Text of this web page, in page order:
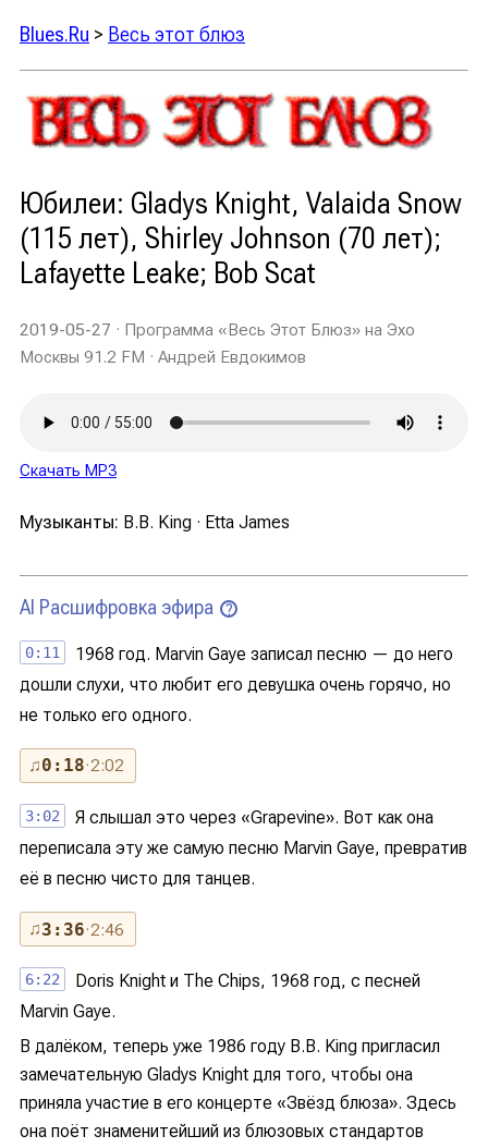
Blues.Ru > Весь этот блюз
Юбилеи: Gladys Knight, Valaida Snow
(115 лет), Shirley Johnson (70 лет);
Lafayette Leake; Bob Scat
2019-05-27 · Программа «Весь Этот Блюз» на Эхо
Москвы 91.2 FM · Андрей Евдокимов
Скачать MP3
Музыканты: B.B. King · Etta James
AI Расшифровка эфира ?
0:11
1968 год. Marvin Gaye записал песню — до него
дошли слухи, что любит его девушка очень горячо, но
не только его одного.
♫0:18· 2:02
3:02
Я слышал это через «Grapevine». Вот как она
переписала эту же самую песню Marvin Gaye, превратив
её в песню чисто для танцев.
♫3:36· 2:46
6:22
Doris Knight и The Chips, 1968 год, с песней
Marvin Gaye.
В далёком, теперь уже 1986 году B.B. King пригласил
замечательную Gladys Knight для того, чтобы она
приняла участие в его концерте «Звёзд блюза». Здесь
она поёт знаменитейший из блюзовых стандартов